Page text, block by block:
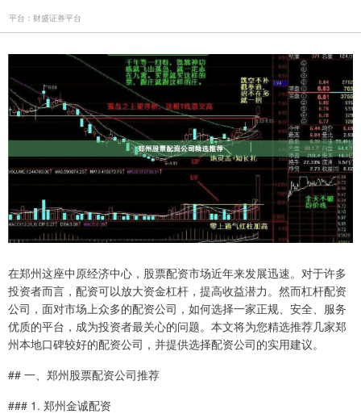
平台：财盛证券平台
在郑州这座中原经济中心，股票配资市场近年来发展迅速。对于许多
投资者而言，配资可以放大资金杠杆，提高收益潜力。然而杠杆配资
公司，面对市场上众多的配资公司，如何选择一家正规、安全、服务
优质的平台，成为投资者最关心的问题。本文将为您精选推荐几家郑
州本地口碑较好的配资公司，并提供选择配资公司的实用建议。
## 一、郑州股票配资公司推荐
### 1. 郑州金诚配资